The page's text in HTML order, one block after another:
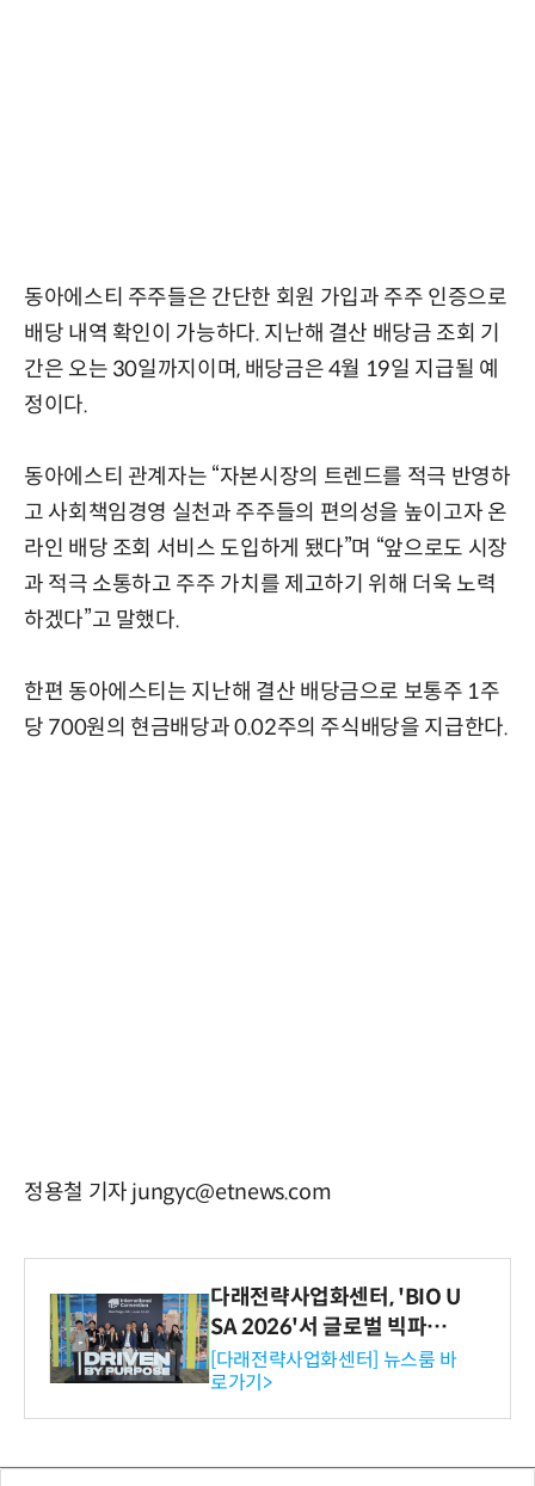
동아에스티 주주들은 간단한 회원 가입과 주주 인증으로
배당 내역 확인이 가능하다. 지난해 결산 배당금 조회 기
간은 오는 30일까지이며, 배당금은 4월 19일 지급될 예
정이다.
동아에스티 관계자는 “자본시장의 트렌드를 적극 반영하
고 사회책임경영 실천과 주주들의 편의성을 높이고자 온
라인 배당 조회 서비스 도입하게 됐다”며 “앞으로도 시장
과 적극 소통하고 주주 가치를 제고하기 위해 더욱 노력
하겠다”고 말했다.
한편 동아에스티는 지난해 결산 배당금으로 보통주 1주
당 700원의 현금배당과 0.02주의 주식배당을 지급한다.
정용철 기자 jungyc@etnews.com
다래전략사업화센터, 'BIO U
SA 2026'서 글로벌 빅파마
와의 비즈니스 미팅 지원…K
-바이오 해외 진출 교두보 확
보
[다래전략사업화센터] 뉴스룸 바
로가기>